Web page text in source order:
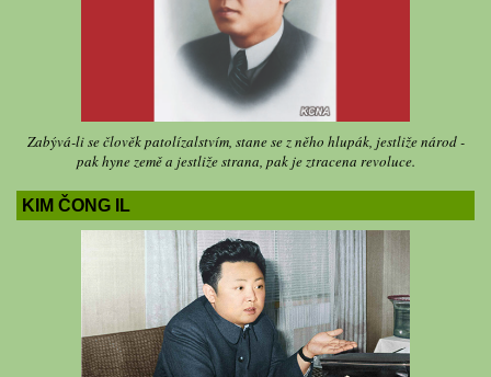
Zabývá-li se člověk patolízalstvím, stane se z něho hlupák, jestliže národ -
pak hyne země a jestliže strana, pak je ztracena revoluce.
KIM ČONG IL